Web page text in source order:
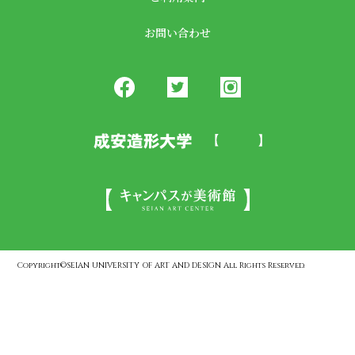
お問い合わせ
Copyright©SEIAN UNIVERSITY OF ART AND DESIGN All Rights Reserved.